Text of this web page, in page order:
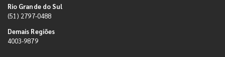
Rio Grande do Sul
(51) 2797-0488
Demais Regiões
4003-9879